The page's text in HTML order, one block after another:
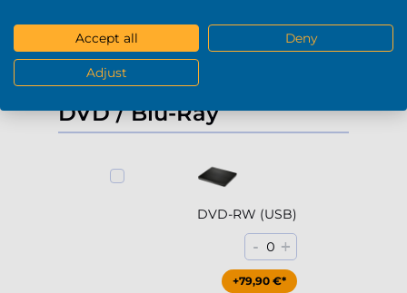
+229,90 €*
Mostrar más
DVD / Blu-Ray
DVD-RW (USB)
- 0 +
+79,90 €*
Accept all Deny
Adjust